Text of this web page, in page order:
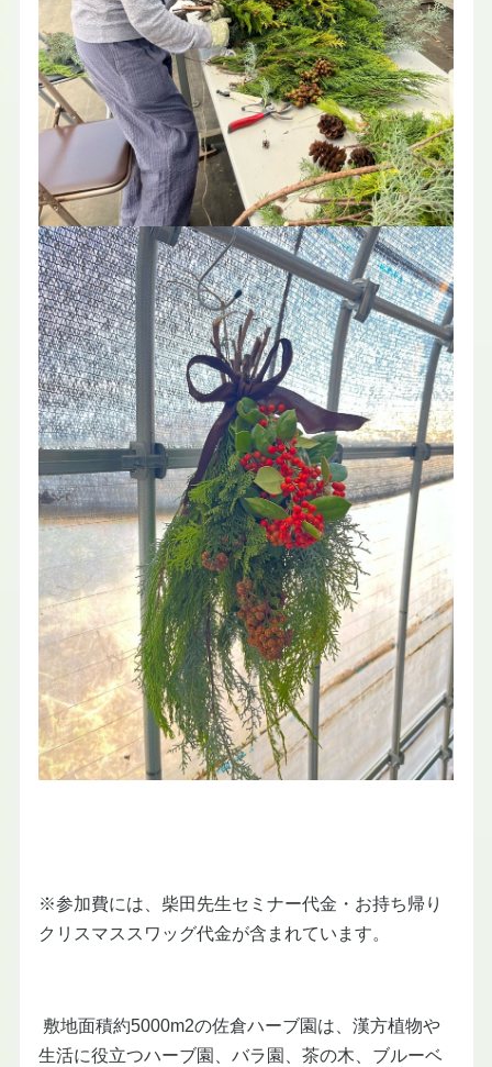
※参加費には、柴田先生セミナー代金・お持ち帰り
クリスマススワッグ代金が含まれています。
敷地面積約5000m2の佐倉ハーブ園は、漢方植物や
生活に役立つハーブ園、バラ園、茶の木、ブルーベ